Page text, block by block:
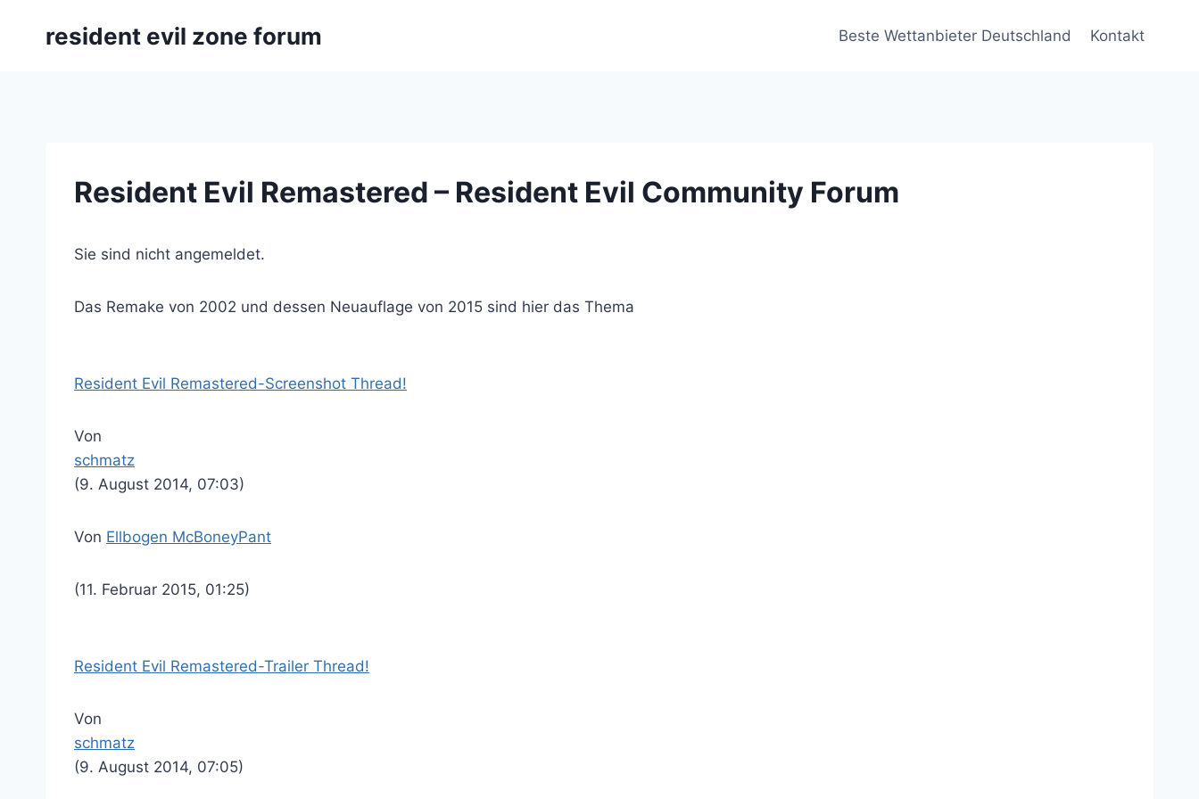
resident evil zone forum Beste Wettanbieter Deutschland Kontakt
Resident Evil Remastered – Resident Evil Community Forum
Sie sind nicht angemeldet.
Das Remake von 2002 und dessen Neuauflage von 2015 sind hier das Thema
Resident Evil Remastered-Screenshot Thread!
Von
schmatz
(9. August 2014, 07:03)
Von Ellbogen McBoneyPant
(11. Februar 2015, 01:25)
Resident Evil Remastered-Trailer Thread!
Von
schmatz
(9. August 2014, 07:05)